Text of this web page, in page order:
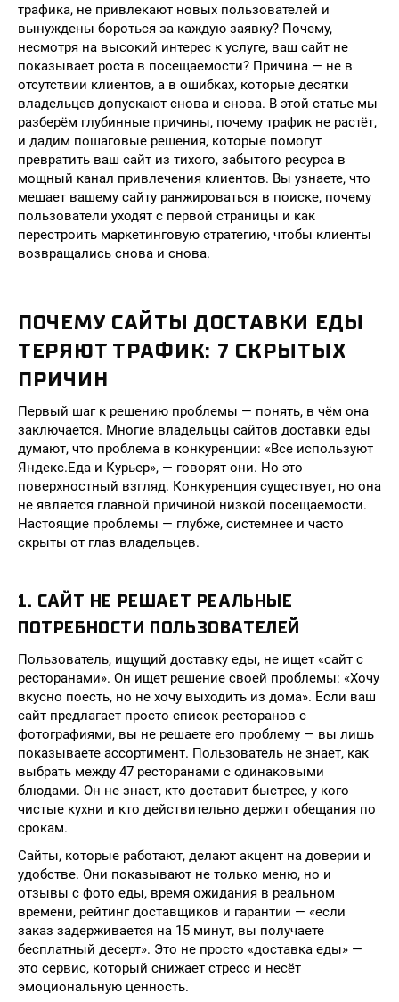
трафика, не привлекают новых пользователей и
вынуждены бороться за каждую заявку? Почему,
несмотря на высокий интерес к услуге, ваш сайт не
показывает роста в посещаемости? Причина — не в
отсутствии клиентов, а в ошибках, которые десятки
владельцев допускают снова и снова. В этой статье мы
разберём глубинные причины, почему трафик не растёт,
и дадим пошаговые решения, которые помогут
превратить ваш сайт из тихого, забытого ресурса в
мощный канал привлечения клиентов. Вы узнаете, что
мешает вашему сайту ранжироваться в поиске, почему
пользователи уходят с первой страницы и как
перестроить маркетинговую стратегию, чтобы клиенты
возвращались снова и снова.
ПОЧЕМУ САЙТЫ ДОСТАВКИ ЕДЫ
ТЕРЯЮТ ТРАФИК: 7 СКРЫТЫХ
ПРИЧИН
Первый шаг к решению проблемы — понять, в чём она
заключается. Многие владельцы сайтов доставки еды
думают, что проблема в конкуренции: «Все используют
Яндекс.Еда и Курьер», — говорят они. Но это
поверхностный взгляд. Конкуренция существует, но она
не является главной причиной низкой посещаемости.
Настоящие проблемы — глубже, системнее и часто
скрыты от глаз владельцев.
1. САЙТ НЕ РЕШАЕТ РЕАЛЬНЫЕ
ПОТРЕБНОСТИ ПОЛЬЗОВАТЕЛЕЙ
Пользователь, ищущий доставку еды, не ищет «сайт с
ресторанами». Он ищет решение своей проблемы: «Хочу
вкусно поесть, но не хочу выходить из дома». Если ваш
сайт предлагает просто список ресторанов с
фотографиями, вы не решаете его проблему — вы лишь
показываете ассортимент. Пользователь не знает, как
выбрать между 47 ресторанами с одинаковыми
блюдами. Он не знает, кто доставит быстрее, у кого
чистые кухни и кто действительно держит обещания по
срокам.
Сайты, которые работают, делают акцент на доверии и
удобстве. Они показывают не только меню, но и
отзывы с фото еды, время ожидания в реальном
времени, рейтинг доставщиков и гарантии — «если
заказ задерживается на 15 минут, вы получаете
бесплатный десерт». Это не просто «доставка еды» —
это сервис, который снижает стресс и несёт
эмоциональную ценность.